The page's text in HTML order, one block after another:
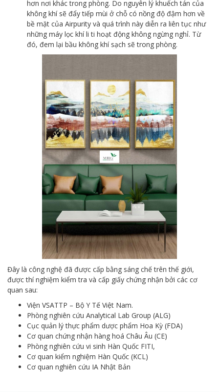
hơn nơi khác trong phòng. Do nguyên lý khuếch tán của
không khí sẽ đẩy tiếp mùi ở chỗ có nồng độ đậm hơn về
bề mặt của Airpurity và quá trình này diễn ra liên tục như
những máy lọc khí li ti hoạt động không ngừng nghỉ. Từ
đó, đem lại bầu không khí sạch sẽ trong phòng.
Đây là công nghệ đã được cấp bằng sáng chế trên thế giới,
được thí nghiệm kiểm tra và cấp giấy chứng nhận bởi các cơ
quan sau:
Viện VSATTP – Bộ Y Tế Việt Nam.
Phòng nghiên cứu Analytical Lab Group (ALG)
Cục quản lý thực phẩm dược phẩm Hoa Kỳ (FDA)
Cơ quan chứng nhận hàng hoá Châu Âu (CE)
Phòng nghiên cứu vi sinh Hàn Quốc FITI,
Cơ quan kiểm nghiệm Hàn Quốc (KCL)
Cơ quan nghiên cứu IA Nhật Bản